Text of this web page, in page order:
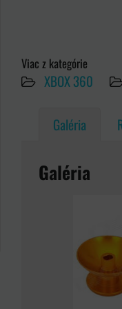
Viac z kategórie
XBOX 360
Galéria
Galéria